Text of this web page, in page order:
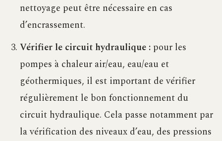
nettoyage peut être nécessaire en cas
d’encrassement.
Vérifier le circuit hydraulique : pour les
pompes à chaleur air/eau, eau/eau et
géothermiques, il est important de vérifier
régulièrement le bon fonctionnement du
circuit hydraulique. Cela passe notamment par
la vérification des niveaux d’eau, des pressions